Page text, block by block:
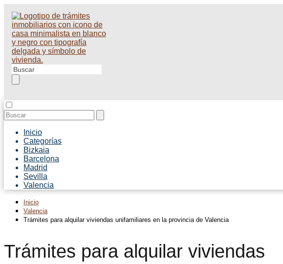
Inicio
Categorías
Bizkaia
Barcelona
Madrid
Sevilla
Valencia
Inicio
Valencia
Trámites para alquilar viviendas unifamiliares en la provincia de Valencia
Trámites para alquilar viviendas